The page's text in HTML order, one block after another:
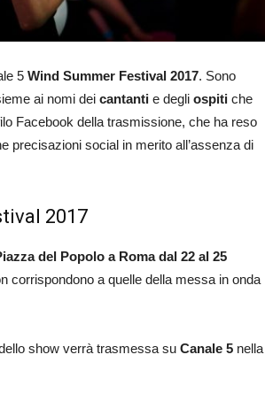
5 Wind Summer Festival 2017. Sono
ai nomi dei cantanti e degli ospiti che
Facebook della trasmissione, che ha reso
precisazioni social in merito all’assenza di
2017
del Popolo a Roma dal 22 al 25
corrispondono a quelle della messa in onda
show verrà trasmessa su Canale 5 nella